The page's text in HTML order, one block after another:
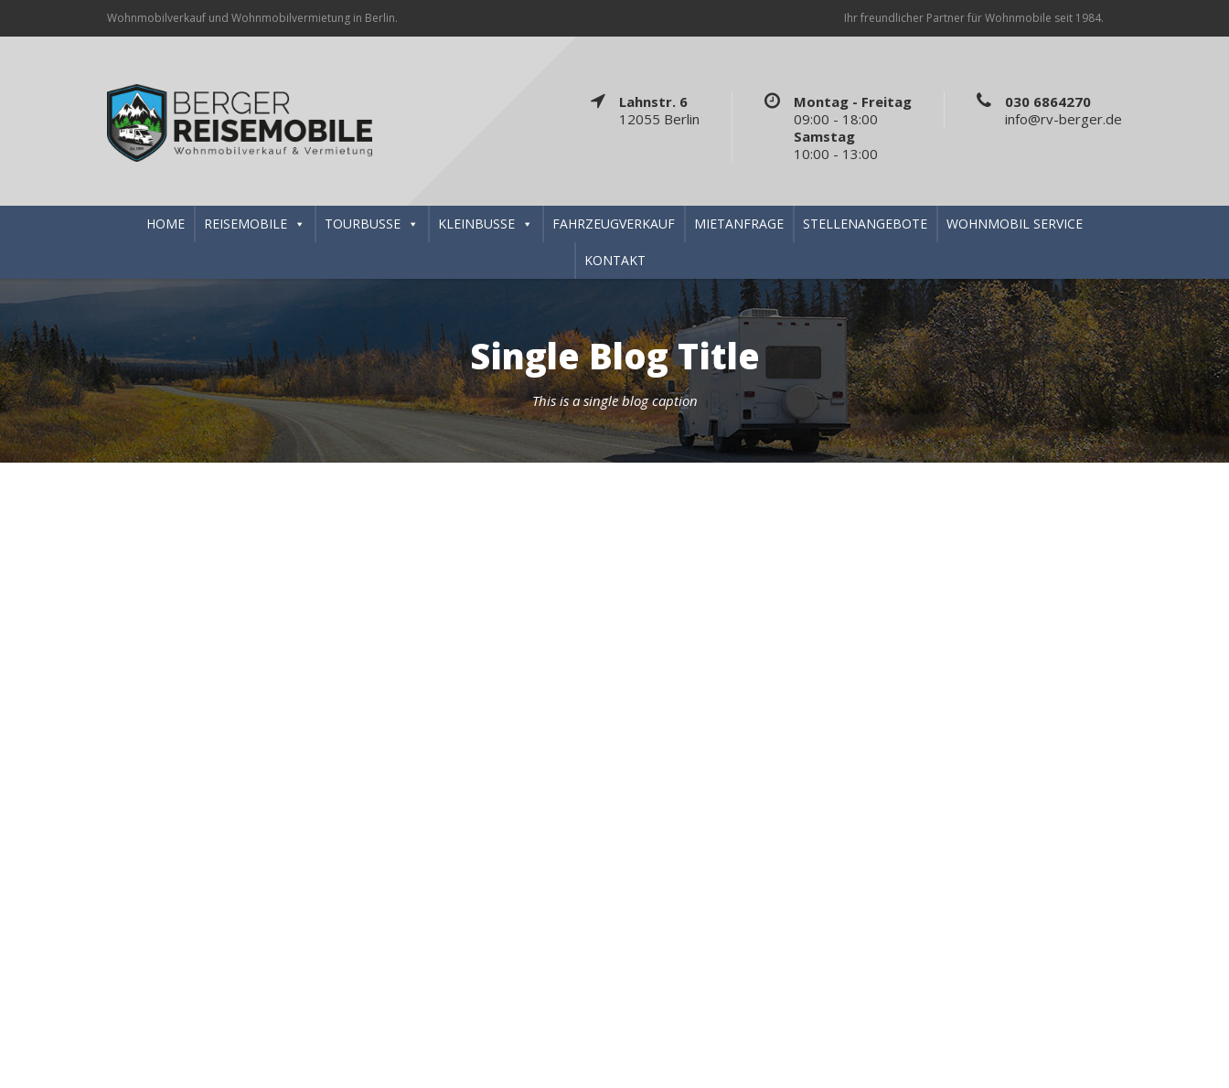
Wohnmobilverkauf und Wohnmobilvermietung in Berlin. Ihr freundlicher Partner für Wohnmobile seit 1984.
Lahnstr. 6
12055 Berlin
Montag - Freitag
09:00 - 18:00
Samstag
10:00 - 13:00
030 6864270
info@rv-berger.de
HOME REISEMOBILE TOURBUSSE KLEINBUSSE FAHRZEUGVERKAUF MIETANFRAGE STELLENANGEBOTE WOHNMOBIL SERVICE
KONTAKT
Single Blog Title
This is a single blog caption